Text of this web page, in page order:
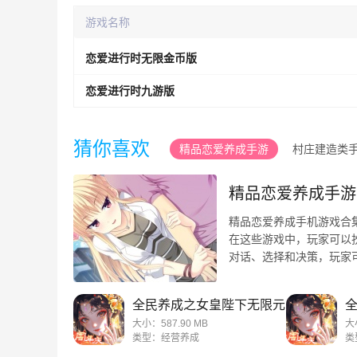
游戏名称
恋爱进行时无限金币版
恋爱进行时九游版
猜你喜欢 精品恋爱养成手游 村庄建造类
精品恋爱养成手
精品恋爱养成手机游戏合
在这些游戏中，玩家可以
对话、选择和决策，玩家
全民养成之女皇陛下无限元
宝版
大小：587.90 MB
类型：经营养成
大
类